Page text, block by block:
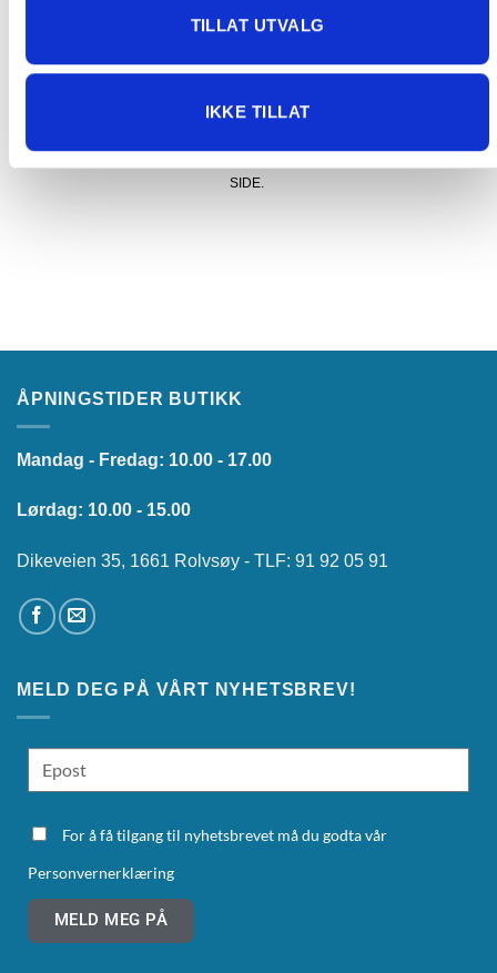
TILLAT UTVALG
IKKE TILLAT
FORSENDELSER
BESTILLER DU NOEN AV VÅRE STØRRE/TYNGRE
ELLER LEGGE IGJEN KONTAKTINFO PÅ VÅR"KONTAKT OSS"
SIDE.
ÅPNINGSTIDER BUTIKK
Mandag - Fredag: 10.00 - 17.00
Lørdag: 10.00 - 15.00
Dikeveien 35, 1661 Rolvsøy - TLF: 91 92 05 91
MELD DEG PÅ VÅRT NYHETSBREV!
For å få tilgang til nyhetsbrevet må du godta vår
Personvernerklæring
MELD MEG PÅ